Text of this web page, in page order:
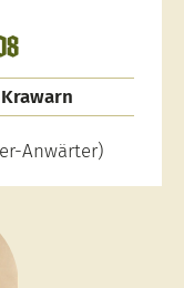
Anwärter)